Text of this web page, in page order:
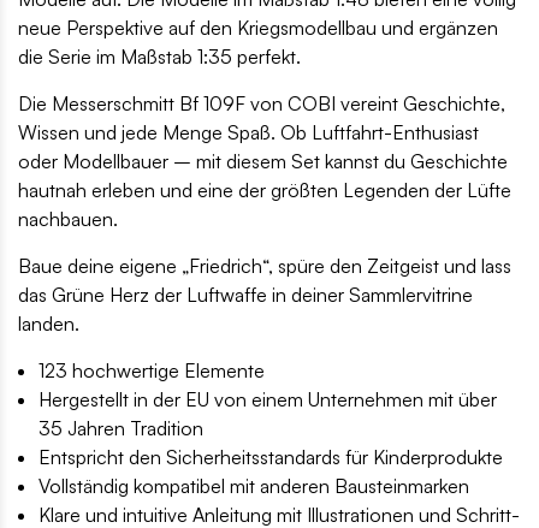
neue Perspektive auf den Kriegsmodellbau und ergänzen
die Serie im Maßstab 1:35 perfekt.
Die Messerschmitt Bf 109F von COBI vereint Geschichte,
Wissen und jede Menge Spaß. Ob Luftfahrt-Enthusiast
oder Modellbauer – mit diesem Set kannst du Geschichte
hautnah erleben und eine der größten Legenden der Lüfte
nachbauen.
Baue deine eigene „Friedrich“, spüre den Zeitgeist und lass
das Grüne Herz der Luftwaffe in deiner Sammlervitrine
landen.
123 hochwertige Elemente
Hergestellt in der EU von einem Unternehmen mit über
35 Jahren Tradition
Entspricht den Sicherheitsstandards für Kinderprodukte
Vollständig kompatibel mit anderen Bausteinmarken
Klare und intuitive Anleitung mit Illustrationen und Schritt-